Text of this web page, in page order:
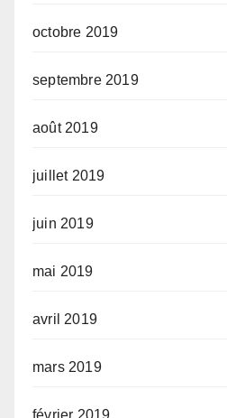
octobre 2019
septembre 2019
août 2019
juillet 2019
juin 2019
mai 2019
avril 2019
mars 2019
février 2019